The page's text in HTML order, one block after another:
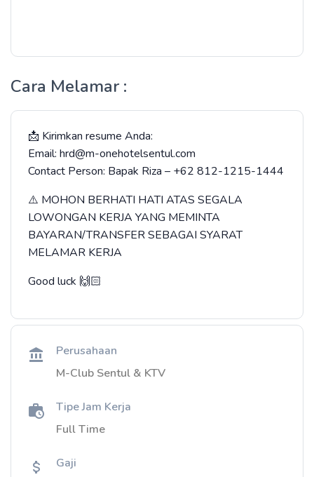
Cara Melamar :
📩 Kirimkan resume Anda:
Email: hrd@m-onehotelsentul.com
Contact Person: Bapak Riza – +62 812-1215-1444
⚠️ MOHON BERHATI HATI ATAS SEGALA
LOWONGAN KERJA YANG MEMINTA
BAYARAN/TRANSFER SEBAGAI SYARAT
MELAMAR KERJA
Good luck 🙌🏻
Perusahaan
M-Club Sentul & KTV
Tipe Jam Kerja
Full Time
Gaji